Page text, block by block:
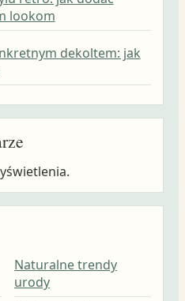
lookom
dekoltem: jak
Naturalne trendy
urody